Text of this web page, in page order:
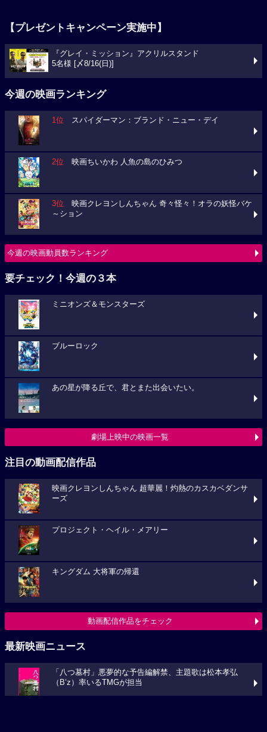
【プレゼントキャンペーン実施中】
『グレイ・ミッション』アクリルスタンド
5名様 [〆8/16(日)]
今週の映画ランキング
1位 スパイダーマン：ブランド・ニュー・デイ
2位 映画ちいかわ 人魚の島のひみつ
3位 映画クレヨンしんちゃん 奇々怪々！オラの妖怪バケ
～ション
今週の映画動員数ランキング
要チェック！今週の３本
ミニオンズ＆モンスターズ
ブルーロック
あの星が降る丘で、君とまた出会いたい。
劇場上映中の映画一覧
注目の動画配信作品
映画クレヨンしんちゃん 超華麗！灼熱のカスカベダンサ
ーズ
プロジェクト・ヘイル・メアリー
キングダム 大将軍の帰還
動画配信作品をチェック
最新映画ニュース
「八つ墓村」悪夢的な予告編解禁、主題歌は松本孝弘
（B’z）率いるTMGが担当